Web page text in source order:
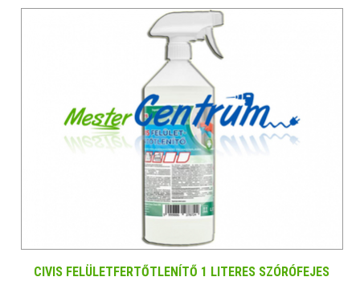
CIVIS FELÜLETFERTŐTLENÍTŐ 1 LITERES SZÓRÓFEJES